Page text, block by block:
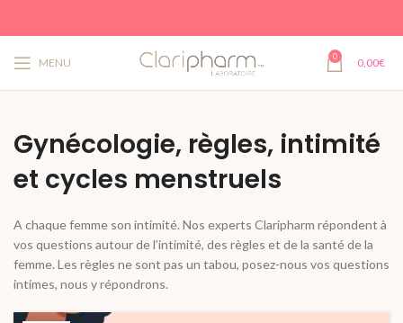
MENU 0 0,00€
Gynécologie, règles, intimité
et cycles menstruels
A chaque femme son intimité. Nos experts Claripharm répondent à
vos questions autour de l’intimité, des règles et de la santé de la
femme. Les règles ne sont pas un tabou, posez-nous vos questions
intimes, nous y répondrons.